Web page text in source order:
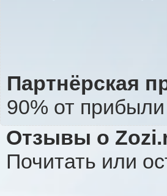
Партнёрская
90% от
Отзывы о
Почитать или